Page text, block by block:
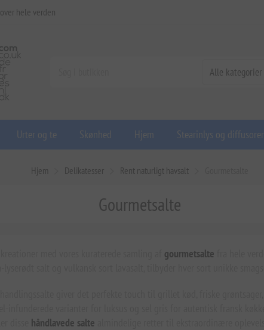
hele verden
Urter og te Skønhed Hjem Stearinlys og diffusorer
Hjem Delikatesser Rent naturligt havsalt
Gourmetsalte
gourmetsalte
håndlavede salte